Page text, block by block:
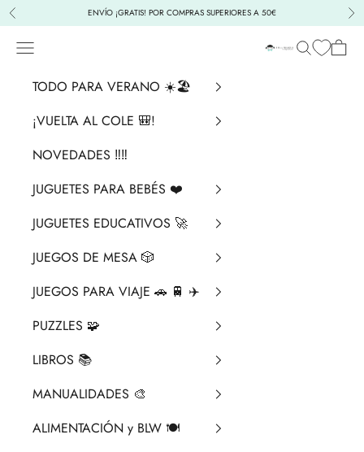
Ir al contenido
Anterior ENVÍO ¡GRATIS! POR COMPRAS SUPERIORES A 50€
La Chata
Menú BuscarCesta
TODO PARA VERANO ☀️🏖️
¡VUELTA AL COLE 🎒!
NOVEDADES ‼️​‼️​
JUGUETES PARA BEBÉS ❤️​
JUGUETES EDUCATIVOS 🚀
JUEGOS DE MESA 🎲
JUEGOS PARA VIAJE 🚗 🚆 ✈️
PUZZLES 🧩
LIBROS 📚​
MANUALIDADES 🎨​
ALIMENTACIÓN y BLW 🍽️